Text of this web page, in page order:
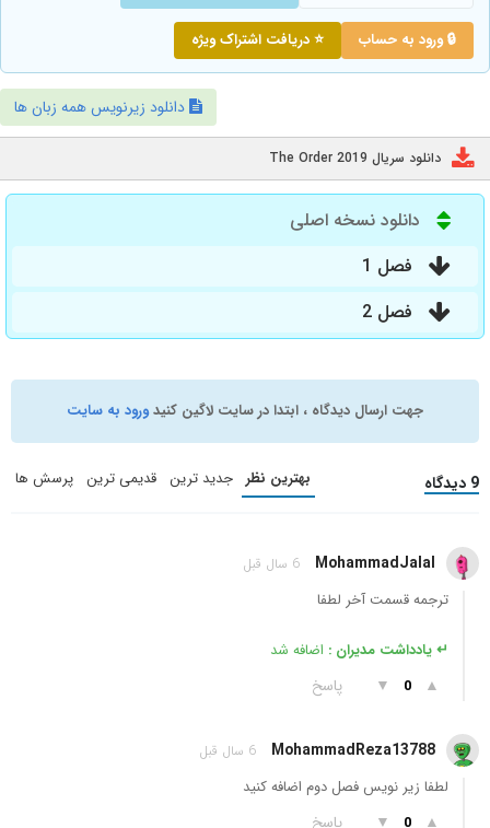
🔒 ورود به حساب ⭐ دریافت اشتراک ویژه
دانلود زیرنویس همه زبان ها
دانلود سریال The Order 2019
دانلود نسخه اصلی
فصل 1
فصل 2
جهت ارسال دیدگاه ، ابتدا در سایت لاگین کنیدورود به سایت
9 دیدگاه بهترین نظر جدید ترین قدیمی ترین پرسش ها
MohammadJalal 6 سال قبل
ترجمه قسمت آخر لطفا
↵ یادداشت مدیران : اضافه شد
▲
0
▼ پاسخ
MohammadReza13788 6 سال قبل
لطفا زیر نویس فصل دوم اضافه کنید
▲
0
▼ پاسخ